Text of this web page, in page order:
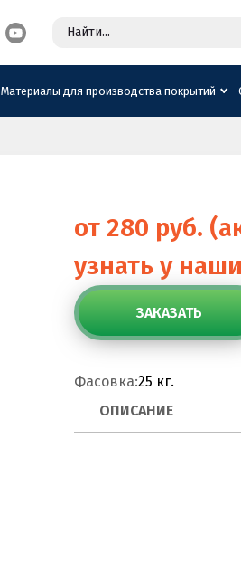
Материалы для производства покрытий
от 280 руб.
узнать у
ЗАКАЗАТЬ
Фасовка:25 кг.
ОПИСАНИЕ